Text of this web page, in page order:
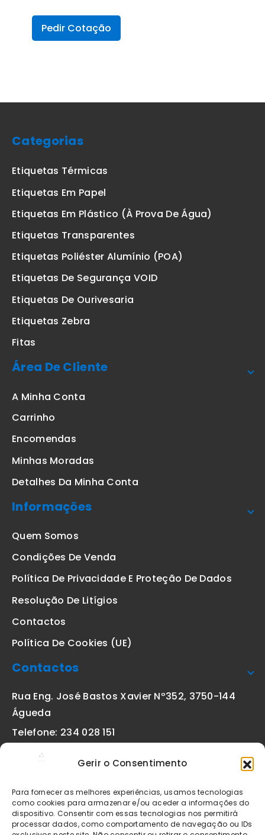
Gerir o Consentimento
Para fornecer as melhores experiências, usamos tecnologias
como cookies para armazenar e/ou aceder a informações do
dispositivo. Consentir com essas tecnologias nos permitirá
processar dados, como comportamento de navegação ou IDs
Pedir Cotação
Categorias
Etiquetas Térmicas
Etiquetas Em Papel
Etiquetas Em Plástico (à Prova De Água)
Etiquetas Transparentes
Etiquetas Poliéster Alumínio (POA)
Etiquetas De Segurança VOID
Etiquetas De Ourivesaria
Etiquetas Zebra
Fitas
Área De Cliente
A Minha Conta
Carrinho
Encomendas
Minhas Moradas
Detalhes Da Minha Conta
Informações
Quem Somos
Condições De Venda
Política De Privacidade E Proteção De Dados
Resolução De Litígios
Contactos
Política De Cookies (UE)
Contactos
Rua Eng. José Bastos Xavier Nº352, 3750-144
Águeda
Telefone: 234 028 151
geral@etiquetas-online.pt
Os preços indicados incluem IVA à taxa legal em vigor. Todos